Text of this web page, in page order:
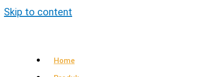
Skip to content
Home